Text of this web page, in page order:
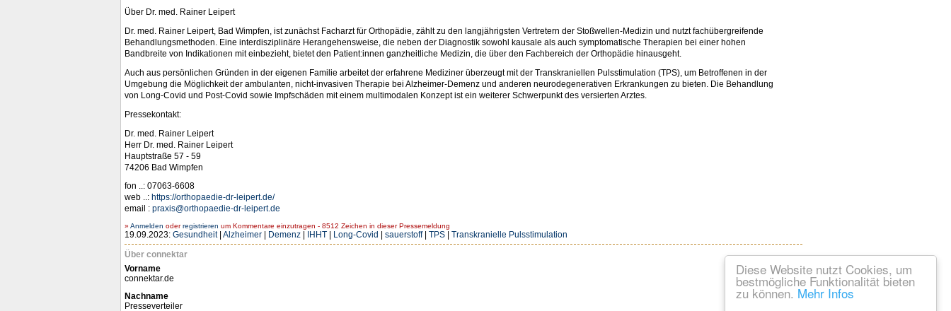
Diese Website nutzt Cookies, um
bestmögliche Funktionalität bieten
zu können. Mehr Infos
Über Dr. med. Rainer Leipert
Dr. med. Rainer Leipert, Bad Wimpfen, ist zunächst Facharzt für Orthopädie, zählt zu den langjährigsten Vertretern der Stoßwellen-Medizin und nutzt fachübergreifende
Behandlungsmethoden. Eine interdisziplinäre Herangehensweise, die neben der Diagnostik sowohl kausale als auch symptomatische Therapien bei einer hohen
Bandbreite von Indikationen mit einbezieht, bietet den Patient:innen ganzheitliche Medizin, die über den Fachbereich der Orthopädie hinausgeht.
Auch aus persönlichen Gründen in der eigenen Familie arbeitet der erfahrene Mediziner überzeugt mit der Transkraniellen Pulsstimulation (TPS), um Betroffenen in der
Umgebung die Möglichkeit der ambulanten, nicht-invasiven Therapie bei Alzheimer-Demenz und anderen neurodegenerativen Erkrankungen zu bieten. Die Behandlung
von Long-Covid und Post-Covid sowie Impfschäden mit einem multimodalen Konzept ist ein weiterer Schwerpunkt des versierten Arztes.
Pressekontakt:
Dr. med. Rainer Leipert
Herr Dr. med. Rainer Leipert
Hauptstraße 57 - 59
74206 Bad Wimpfen
fon ..: 07063-6608
web ..: https://orthopaedie-dr-leipert.de/
email : praxis@orthopaedie-dr-leipert.de
» Anmelden oderregistrieren um Kommentare einzutragen - 8512 Zeichen in dieser Pressemeldung
19.09.2023: Gesundheit| Alzheimer Demenz IHHT Long-Covid sauerstoff| TPS
Transkranielle Pulsstimulation
Über connektar
Vorname
connektar.de
Nachname
Presseverteiler